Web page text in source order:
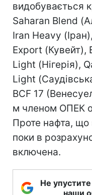
видобувається
Saharan Blend
Iran Heavy
Export (Кувейт),
Light (Нігерія),
Light
BCF 17
м членом ОПЕК
Проте нафта, що
поки в
включена.
Не
наши